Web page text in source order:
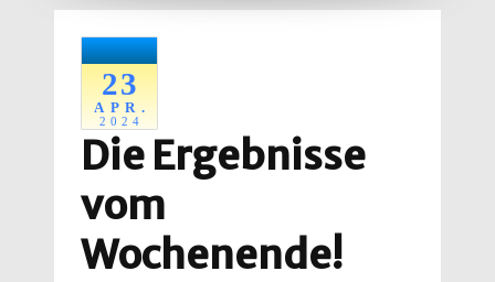
23
APR.
2024
Die Ergebnisse
vom
Wochenende!